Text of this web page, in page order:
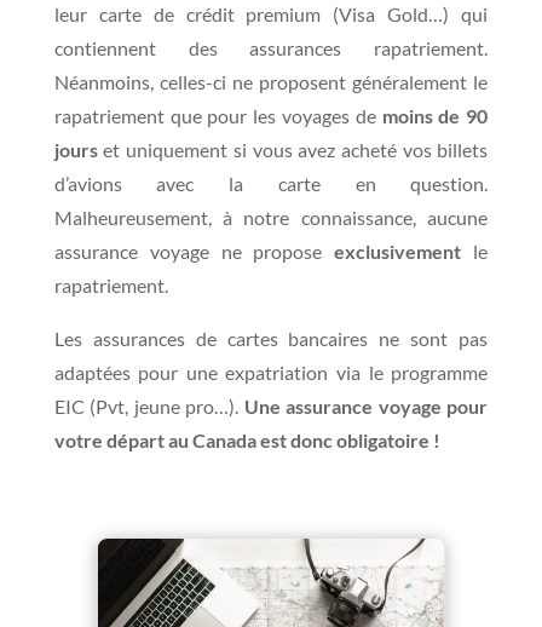
leur carte de crédit premium (Visa Gold…) qui
contiennent des assurances rapatriement.
Néanmoins, celles-ci ne proposent généralement le
rapatriement que pour les voyages de moins de 90
jourset uniquement si vous avez acheté vos billets
d’avions avec la carte en question.
Malheureusement, à notre connaissance, aucune
assurance voyage ne proposeexclusivement le
rapatriement.
Les assurances de cartes bancaires ne sont pas
adaptées pour une expatriation via le programme
EIC (Pvt, jeune pro…). Une assurance voyage pour
votre départ au Canada est donc obligatoire !